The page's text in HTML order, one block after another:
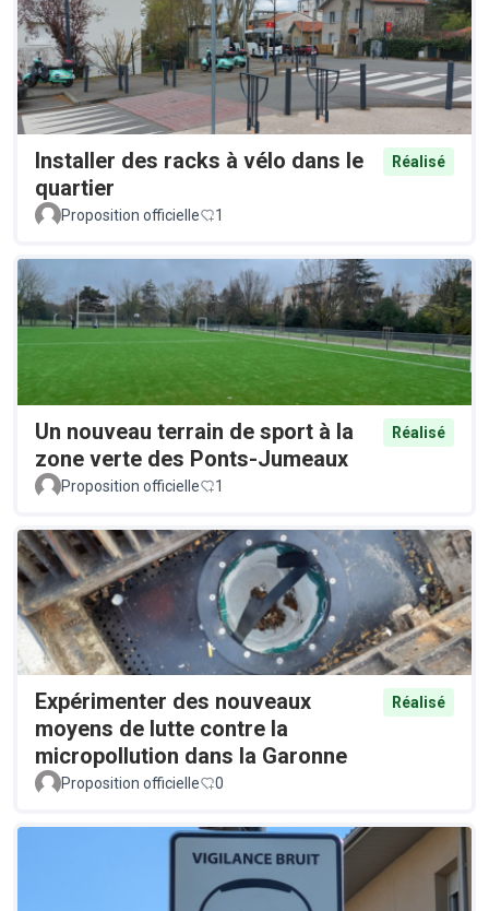
Installer des racks à vélo dans le
quartier
Réalisé
Proposition officielle 1
Un nouveau terrain de sport à la
zone verte des Ponts-Jumeaux
Réalisé
Proposition officielle 1
Expérimenter des nouveaux
moyens de lutte contre la
micropollution dans la Garonne
Réalisé
Proposition officielle 0